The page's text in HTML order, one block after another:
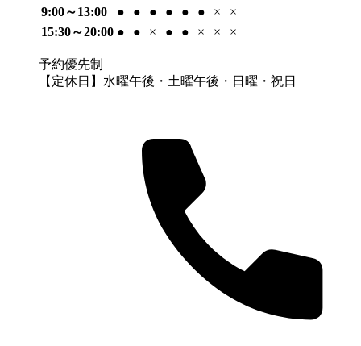
9:00～13:00
● ● ● ● ● ● ×
×
15:30～20:00 ● ● × ● ● × × ×
予約優先制
【定休日】水曜午後・土曜午後・日曜・祝日